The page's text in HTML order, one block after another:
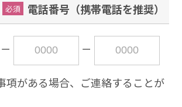
電話番号（携帯電話を推奨）
必須
がある場合、ご連絡することが